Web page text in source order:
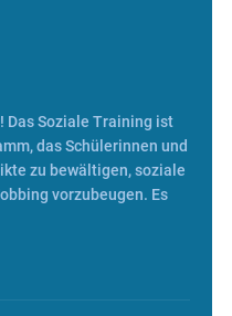
Soziale Training ist
das Schülerinnen und
zu bewältigen, soziale
vorzubeugen. Es